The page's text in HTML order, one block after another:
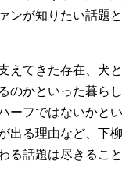
ンが知りたい話題と
えてきた存在、犬と
のかといった暮らし
ーフではないかとい
出る理由など、下柳
る話題は尽きること